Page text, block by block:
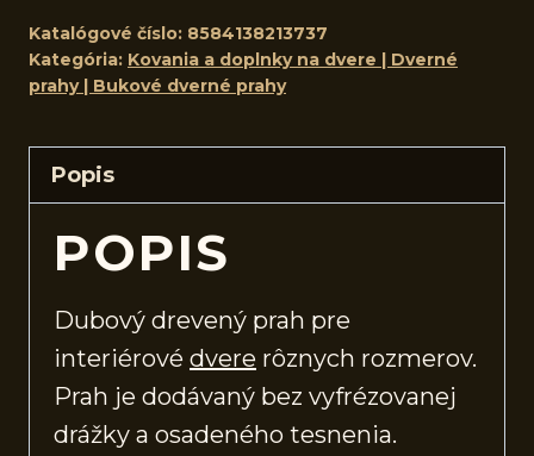
Katalógové číslo: 8584138213737
Kategória: Kovania a doplnky na dvere | Dverné
prahy | Bukové dverné prahy
Popis
POPIS
Dubový drevený prah pre
interiérové dvere rôznych rozmerov.
Prah je dodávaný bez vyfrézovanej
drážky a osadeného tesnenia.